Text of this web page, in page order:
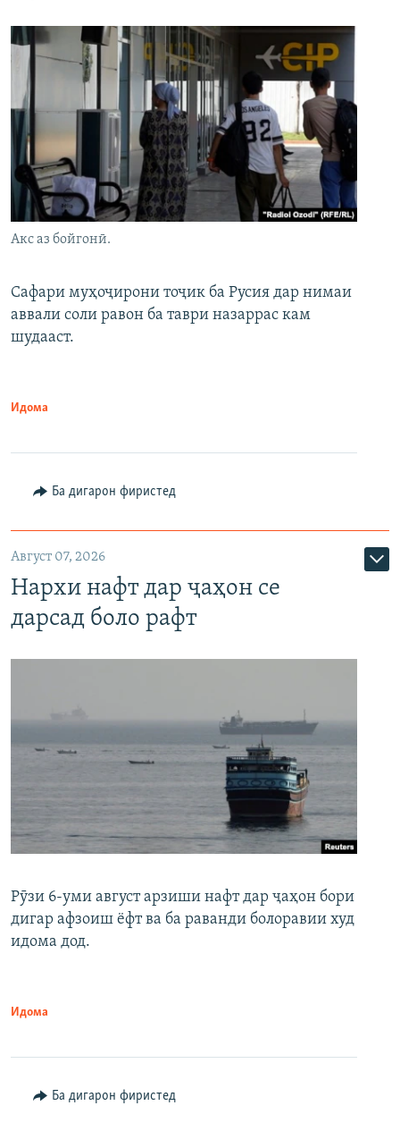
Акс аз бойгонӣ.
Сафари муҳоҷирони тоҷик ба Русия дар нимаи
аввали соли равон ба таври назаррас кам
шудааст.
Идома
Ба дигарон фиристед
Август 07, 2026
Нархи нафт дар ҷаҳон се
дарсад боло рафт
Рӯзи 6-уми август арзиши нафт дар ҷаҳон бори
дигар афзоиш ёфт ва ба раванди болоравии худ
идома дод.
Идома
Ба дигарон фиристед